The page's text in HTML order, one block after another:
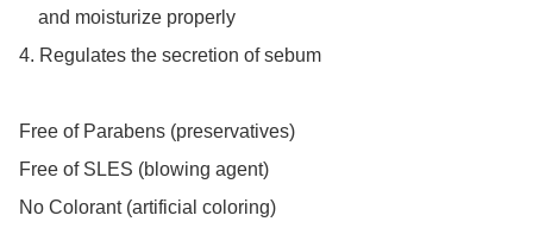
4. Regulates the secretion of sebum
Free of Parabens (preservatives)
​Free of SLES (blowing agent)
​No Colorant (artificial coloring)